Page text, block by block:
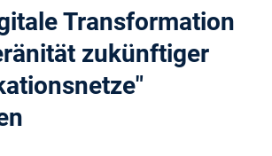
Transformation
zukünftiger